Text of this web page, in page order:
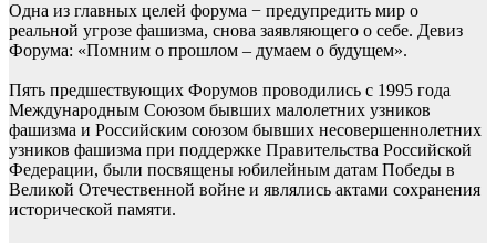
Одна из главных целей форума − предупредить мир о
реальной угрозе фашизма, снова заявляющего о себе. Девиз
Форума: «Помним о прошлом – думаем о будущем».
Пять предшествующих Форумов проводились с 1995 года
Международным Союзом бывших малолетних узников
фашизма и Российским союзом бывших несовершеннолетних
узников фашизма при поддержке Правительства Российской
Федерации, были посвящены юбилейным датам Победы в
Великой Отечественной войне и являлись актами сохранения
исторической памяти.